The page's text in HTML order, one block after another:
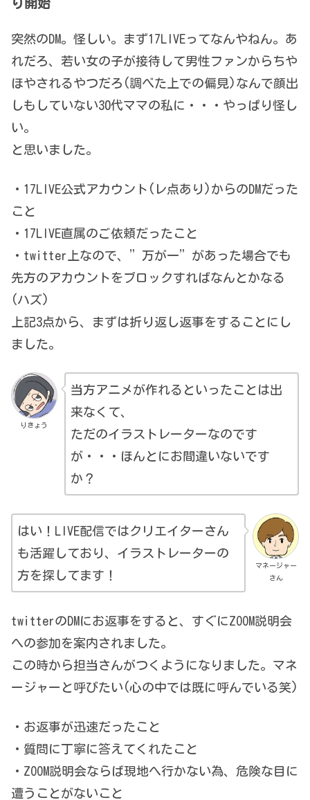
り開始
突然のDM。怪しい。まず17LIVEってなんやねん。あ
れだろ、若い女の子が接待して男性ファンからちや
ほやされるやつだろ(調べた上での偏見)なんで顔出
しもしていない30代ママの私に・・・やっぱり怪し
い。
と思いました。
・17LIVE公式アカウント(レ点あり)からのDMだった
こと
・17LIVE直属のご依頼だったこと
・twitter上なので、”万が一”があった場合でも
先方のアカウントをブロックすればなんとかなる
(ハズ)
上記3点から、まずは折り返し返事をすることにし
ました。
りきょう
当方アニメが作れるといったことは出
来なくて、
ただのイラストレーターなのです
が・・・ほんとにお間違いないです
か？
マネージャー
さん
はい！LIVE配信ではクリエイターさん
も活躍しており、イラストレーターの
方を探してます！
twitterのDMにお返事をすると、すぐにZOOM説明会
への参加を案内されました。
この時から担当さんがつくようになりました。マネ
ージャーと呼びたい(心の中では既に呼んでいる笑)
・お返事が迅速だったこと
・質問に丁寧に答えてくれたこと
・ZOOM説明会ならば現地へ行かない為、危険な目に
遭うことがないこと